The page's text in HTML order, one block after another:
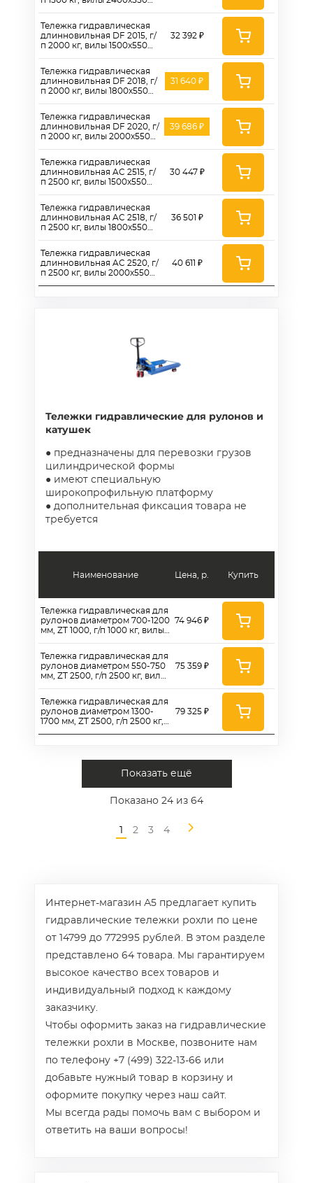
Тележка гидравлическая
длинновильная DF 2015, г/
п 2000 кг, вилы 1500x550
Тележка гидравлическая
длинновильная DF 2018, г/
п 2000 кг, вилы 1800x550
Тележка гидравлическая
длинновильная DF 2020, г/
п 2000 кг, вилы 2000x550
Тележка гидравлическая
длинновильная AC 2515, г/
п 2500 кг, вилы 1500x550
Тележка гидравлическая
длинновильная AC 2518, г/
п 2500 кг, вилы 1800x550
Тележка гидравлическая
длинновильная AC 2520, г/
п 2500 кг, вилы 2000x550
32 392 ₽
31 640 ₽
39 686 ₽
30 447 ₽
36 501 ₽
40 611 ₽
Тележки гидравлические для рулонов и
катушек
● предназначены для перевозки грузов
цилиндрической формы
● имеют специальную
широкопрофильную платформу
● дополнительная фиксация товара не
требуется
Наименование
Тележка гидравлическая для
рулонов диаметром 700-1200
мм, ZT 1000, г/п 1000 кг, вилы
Тележка гидравлическая для
рулонов диаметром 550-750
мм, ZT 2500, г/п 2500 кг, вилы
Тележка гидравлическая для
рулонов диаметром 1300-
1700 мм, ZT 2500, г/п 2500 кг,
Цена, р.
74 946 ₽
75 359 ₽
79 325 ₽
Купить
Показать ещё
Показано 24 из 64
2 3 4
Интернет-магазин А5 предлагает купить
гидравлические тележки рохли по цене
от 14799 до 772995 рублей. В этом разделе
представлено 64 товара. Мы гарантируем
высокое качество всех товаров и
индивидуальный подход к каждому
заказчику.
Чтобы оформить заказ на гидравлические
тележки рохли в Москве, позвоните нам
по телефону +7 (499) 322-13-66 или
добавьте нужный товар в корзину и
оформите покупку через наш сайт.
Мы всегда рады помочь вам с выбором и
ответить на ваши вопросы!